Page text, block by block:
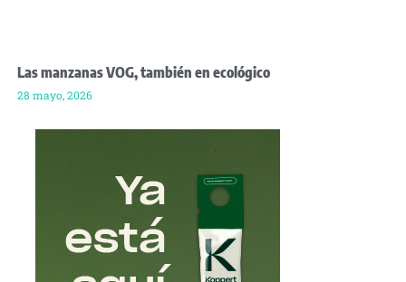
Las manzanas VOG, también en ecológico
28 mayo, 2026